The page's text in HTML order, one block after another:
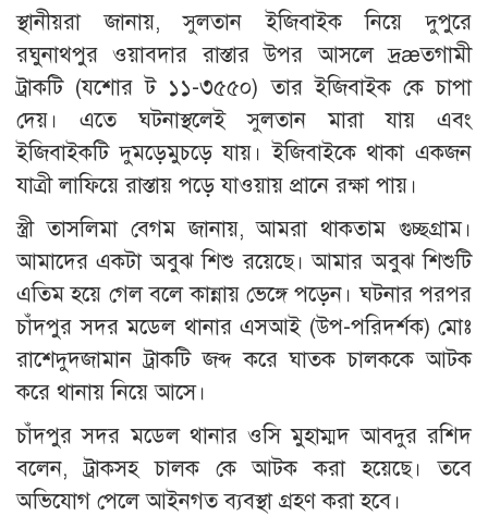
স্থানীয়রা জানায়, সুলতান ইজিবাইক নিয়ে দুপুরে
রঘুনাথপুর ওয়াবদার রাস্তার উপর আসলে দ্রæতগামী
ট্রাকটি (যশোর ট ১১-৩৫৫০) তার ইজিবাইক কে চাপা
দেয়। এতে ঘটনাস্থলেই সুলতান মারা যায় এবং
ইজিবাইকটি দুমড়েমুচড়ে যায়। ইজিবাইকে থাকা একজন
যাত্রী লাফিয়ে রাস্তায় পড়ে যাওয়ায় প্রানে রক্ষা পায়।
স্ত্রী তাসলিমা বেগম জানায়, আমরা থাকতাম গুচ্ছগ্রাম।
আমাদের একটা অবুঝ শিশু রয়েছে। আমার অবুঝ শিশুটি
এতিম হয়ে গেল বলে কান্নায় ভেঙ্গে পড়েন। ঘটনার পরপর
চাঁদপুর সদর মডেল থানার এসআই (উপ-পরিদর্শক) মোঃ
রাশেদুদজামান ট্রাকটি জব্দ করে ঘাতক চালককে আটক
করে থানায় নিয়ে আসে।
চাঁদপুর সদর মডেল থানার ওসি মুহাম্মদ আবদুর রশিদ
বলেন, ট্রাকসহ চালক কে আটক করা হয়েছে। তবে
অভিযোগ পেলে আইনগত ব্যবস্থা গ্রহণ করা হবে।